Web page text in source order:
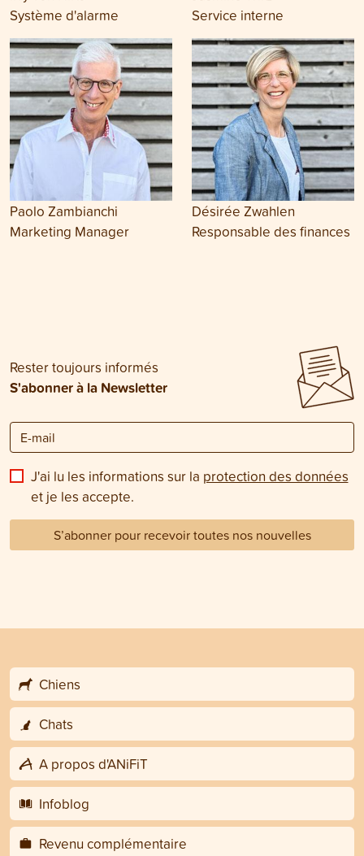
Système d'alarme
Service interne
Paolo Zambianchi
Marketing Manager
Désirée Zwahlen
Responsable des finances
Rester toujours informés
S'abonner à la Newsletter
J'ai lu les informations sur la protection des données
et je les accepte.
S’abonner pour recevoir toutes nos nouvelles
Chiens
Chats
A propos d'ANiFiT
Infoblog
Revenu complémentaire